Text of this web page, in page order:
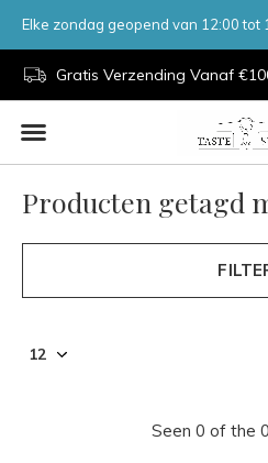
Gratis Verzending Vanaf
Elke zondag geopend van 12:00 tot
Producten getagd
Seen 0 of the